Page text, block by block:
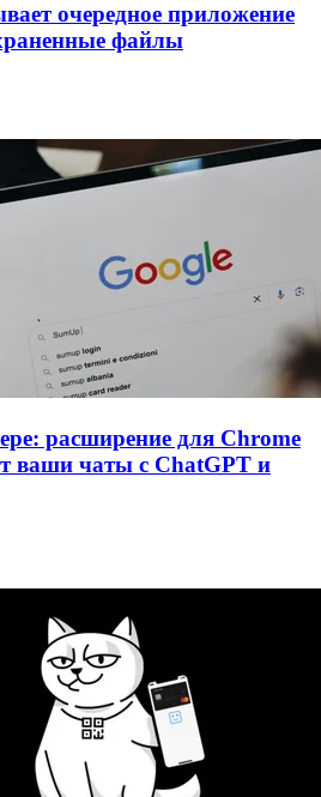
очередное приложение
файлы
расширение для Chrome
ваши чаты с ChatGPT и